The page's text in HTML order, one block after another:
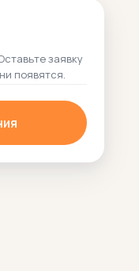
заявку
появятся.